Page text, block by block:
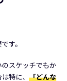
す。
のスケッチでもか
特に、 「どんな